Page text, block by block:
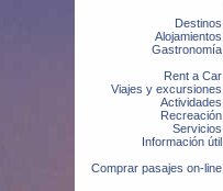
Destinos
Alojamientos
Gastronomía
Rent a Car
Viajes y excursiones
Actividades
Recreación
Servicios
Información útil
Comprar pasajes on-line